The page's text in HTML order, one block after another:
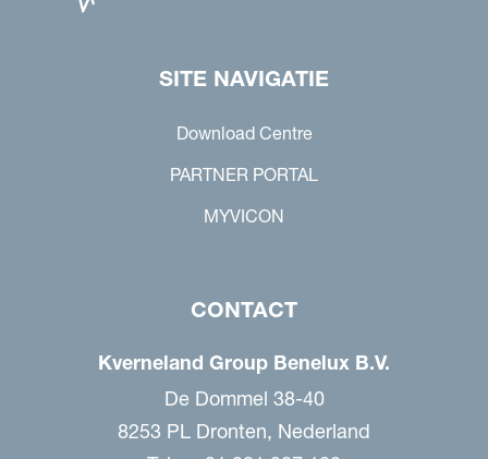
SITE NAVIGATIE
Download Centre
PARTNER PORTAL
MYVICON
CONTACT
Kverneland Group Benelux B.V.
De Dommel 38-40
8253 PL Dronten, Nederland